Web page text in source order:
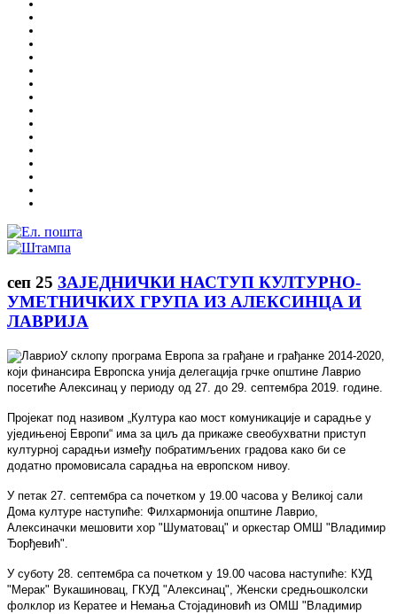
сеп 25 ЗАЈЕДНИЧКИ НАСТУП КУЛТУРНО-
УМЕТНИЧКИХ ГРУПА ИЗ АЛЕКСИНЦА И
ЛАВРИЈА
У склопу програма Европа за грађане и грађанке 2014-2020,
који финансира Европска унија делегација грчке општине Лаврио
посетиће Алексинац у периоду од 27. до 29. септембра 2019. године.
Пројекат под називом „Култура као мост комуникације и сарадње у
уједињеној Европи“ има за циљ да прикаже свеобухватни приступ
културној сарадњи између побратимљених градова како би се
додатно промовисала сарадња на европском нивоу.
У петак 27. септембра са почетком у 19.00 часова у Великој сали
Дома културе наступиће: Филхармонија општине Лаврио,
Алексиначки мешовити хор "Шуматовац" и оркестар ОМШ "Владимир
Ђорђевић".
У суботу 28. септембра са почетком у 19.00 часова наступиће: КУД
"Мерак" Вукашиновац, ГКУД "Алексинац", Женски средњошколски
фолклор из Кератее и Немања Стојадиновић из ОМШ "Владимир